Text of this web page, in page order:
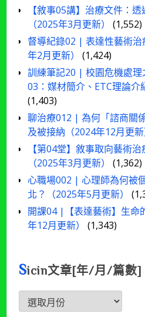
【敘事05講】治療文件：
（2025年3月更新）
(1,552)
督導紀錄02 | 表達性藝術
年2月更新）
(1,424)
訓練筆記20 | 校園危機處
03：媒材簡介、ETC理論介
(1,403)
聊治療012 | 為何「諮商關
及被接納（2024年12月更新
【第04堂】敘事取向藝術
（2025年3月更新）
(1,362)
心職場002 | 心理師為何被
北？（2025年5月更新）
開課04 |【表達藝術】生命
年12月更新）
(1,343)
Sicin文章[年/月/篇數]
Sicin
文